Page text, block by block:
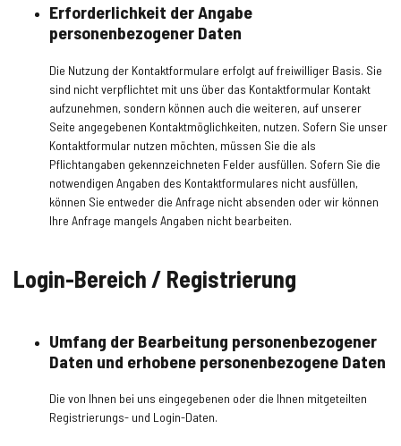
Erforderlichkeit der Angabe
personenbezogener Daten
Die Nutzung der Kontaktformulare erfolgt auf freiwilliger Basis. Sie
sind nicht verpflichtet mit uns über das Kontaktformular Kontakt
aufzunehmen, sondern können auch die weiteren, auf unserer
Seite angegebenen Kontaktmöglichkeiten, nutzen. Sofern Sie unser
Kontaktformular nutzen möchten, müssen Sie die als
Pflichtangaben gekennzeichneten Felder ausfüllen. Sofern Sie die
notwendigen Angaben des Kontaktformulares nicht ausfüllen,
können Sie entweder die Anfrage nicht absenden oder wir können
Ihre Anfrage mangels Angaben nicht bearbeiten.
Login-Bereich / Registrierung
Umfang der Bearbeitung personenbezogener
Daten und erhobene personenbezogene Daten
Die von Ihnen bei uns eingegebenen oder die Ihnen mitgeteilten
Registrierungs- und Login-Daten.